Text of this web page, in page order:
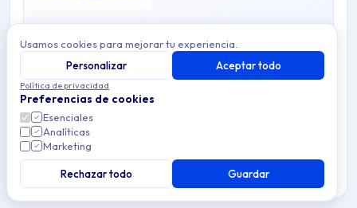
This collection contains 1 articles.
Topics covered: service-accounts
Article listing:
service-accounts
Usamos cookies para mejorar tu experiencia.
Personalizar
Aceptar todo
Política de privacidad
Preferencias de cookies
Esenciales
Analíticas
Marketing
Rechazar todo Guardar